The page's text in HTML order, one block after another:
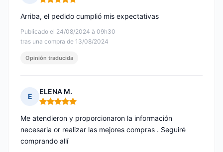
Nota: 5 de 5
Publicado el 24/08/2024 à 09h30
tras una compra de 13/08/2024
Arriba, el pedido cumplió mis expectativas
Opinión traducida
E
ELENA M.
Nota: 5 de 5
Me atendieron y proporcionaron la información
necesaria or realizar las mejores compras . Seguiré
comprando allí